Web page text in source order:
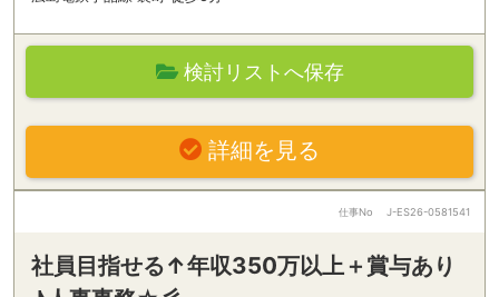
検討リストへ保存
詳細を見る
仕事No J-ES26-0581541
社員目指せる↑年収350万以上＋賞与あり